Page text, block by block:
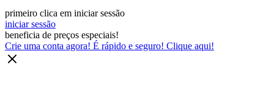
primeiro clica em iniciar sessão
iniciar sessão
beneficia de preços especiais!
Crie uma conta agora! É rápido e seguro! Clique aqui!